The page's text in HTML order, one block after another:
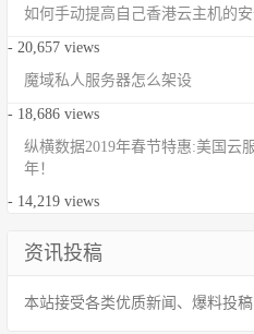
如何手动提高自己香港云主机的安
- 20,657 views
魔域私人服务器怎么架设
- 18,686 views
纵横数据2019年春节特惠:美国云
年！
- 14,219 views
资讯投稿
本站接受各类优质新闻、爆料投